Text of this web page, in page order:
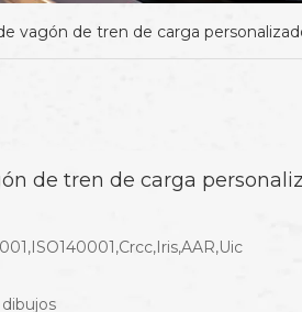
vagón de tren de carga
de tren de carga